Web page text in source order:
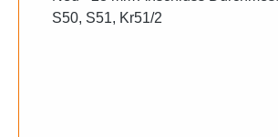
S50, S51, Kr51/2